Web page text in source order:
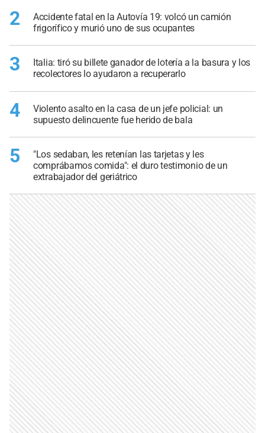
2
Accidente fatal en la Autovía 19: volcó un camión
frigorífico y murió uno de sus ocupantes
3
Italia: tiró su billete ganador de lotería a la basura y los
recolectores lo ayudaron a recuperarlo
4
Violento asalto en la casa de un jefe policial: un
supuesto delincuente fue herido de bala
5
"Los sedaban, les retenían las tarjetas y les
comprábamos comida": el duro testimonio de un
extrabajador del geriátrico